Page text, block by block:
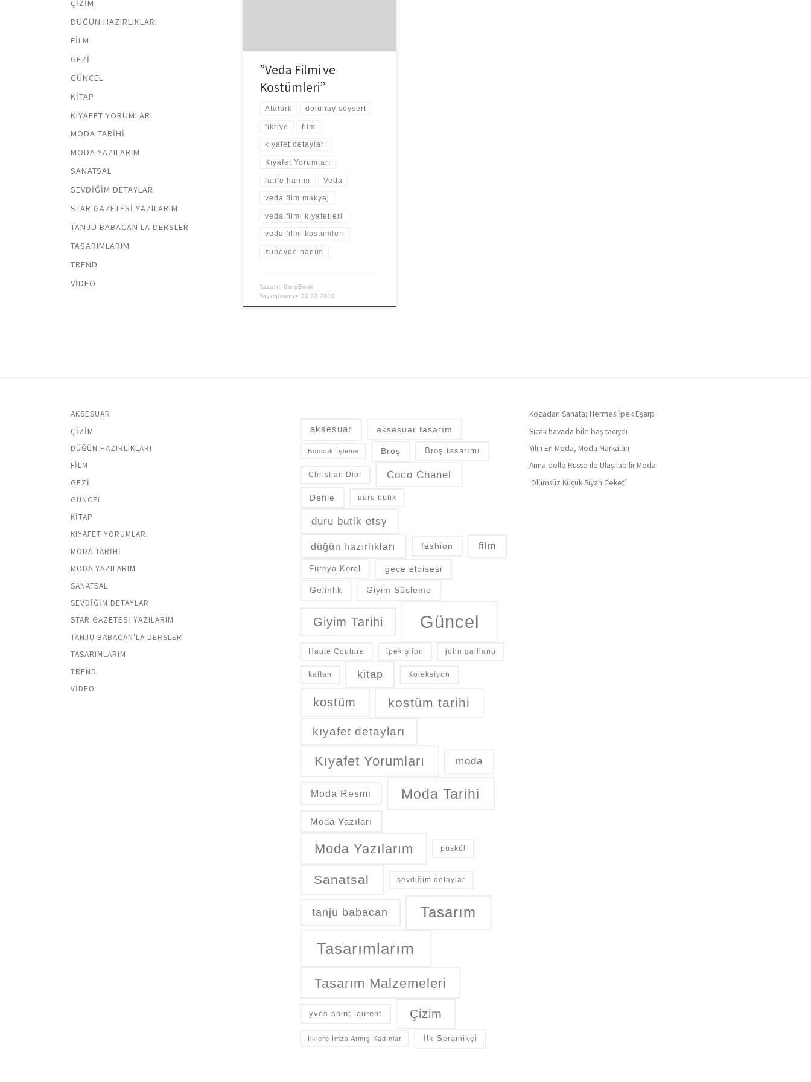
”Veda Filmi ve
Kostümleri”
Atatürk dolunay soysert
fikriye film
kıyafet detayları
Kıyafet Yorumları
latife hanım Veda
veda film makyaj
veda filmi kıyafetleri
veda filmi kostümleri
zübeyde hanım
Yazarı: DuruButik
Yayımlanmış29.03.2010
ÇIZIM
DÜĞÜN HAZIRLIKLARI
FILM
GEZI
GÜNCEL
KITAP
KIYAFET YORUMLARI
MODA TARIHI
MODA YAZILARIM
SANATSAL
SEVDIĞIM DETAYLAR
STAR GAZETESI YAZILARIM
TANJU BABACAN'LA DERSLER
TASARIMLARIM
TREND
VIDEO
AKSESUAR
ÇIZIM
DÜĞÜN HAZIRLIKLARI
FILM
GEZI
GÜNCEL
KITAP
KIYAFET YORUMLARI
MODA TARIHI
MODA YAZILARIM
SANATSAL
SEVDIĞIM DETAYLAR
STAR GAZETESI YAZILARIM
TANJU BABACAN'LA DERSLER
TASARIMLARIM
TREND
VIDEO
aksesuar aksesuar tasarım
Boncuk İşleme Broş Broş tasarımı
Christian Dior Coco Chanel
Defile duru butik
duru butik etsy
düğün hazırlıkları fashion film
Füreya Koral gece elbisesi
Gelinlik Giyim Süsleme
Giyim Tarihi Güncel
Haute Couture ipek şifon john galliano
kaftan kitap Koleksiyon
kostüm kostüm tarihi
kıyafet detayları
Kıyafet Yorumları moda
Moda Resmi Moda Tarihi
Moda Yazıları
Moda Yazılarım püskül
Sanatsal sevdiğim detaylar
tanju babacan Tasarım
Tasarımlarım
Tasarım Malzemeleri
yves saint laurent Çizim
İlklere İmza Atmış Kadınlar İlk Seramikçi
Kozadan Sanata; Hermes İpek Eşarp
Sıcak havada bile baş tacıydı
Yılın En Moda, Moda Markaları
Anna dello Russo ile Ulaşılabilir Moda
‘Ölümsüz Küçük Siyah Ceket’